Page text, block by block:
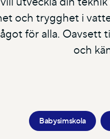
och trygghet i
för alla.
och
Babysimskola